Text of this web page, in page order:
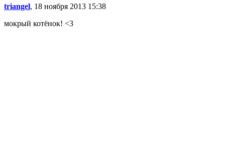
triangel, 18 ноября 2013 15:38
мокрый котёнок! <3